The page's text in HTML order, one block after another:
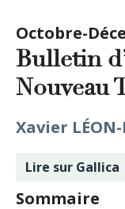
Octobre-
Bulletin
Nouveau
Xavier LÉON-
Lire sur Gallica
Sommaire